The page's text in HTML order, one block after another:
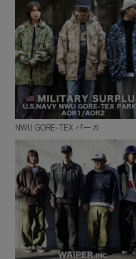
NWU GORE-TEX パーカ